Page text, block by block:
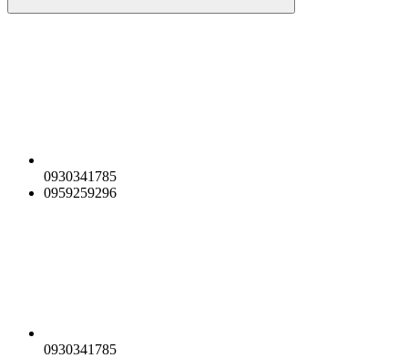
0930341785
0959259296
0930341785